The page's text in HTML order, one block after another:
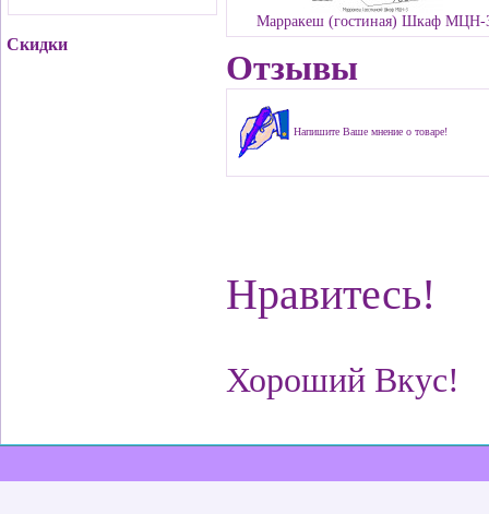
Скидки
Марракеш (гостиная) Шкаф МЦН-
Отзывы
Напишите Ваше мнение о товаре!
Нравитесь!
Хороший Вкус!